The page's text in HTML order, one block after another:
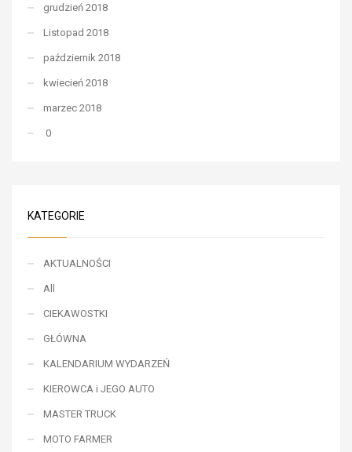
grudzień 2018
Listopad 2018
październik 2018
kwiecień 2018
marzec 2018
0
KATEGORIE
AKTUALNOŚCI
All
CIEKAWOSTKI
GŁÓWNA
KALENDARIUM WYDARZEŃ
KIEROWCA i JEGO AUTO
MASTER TRUCK
MOTO FARMER